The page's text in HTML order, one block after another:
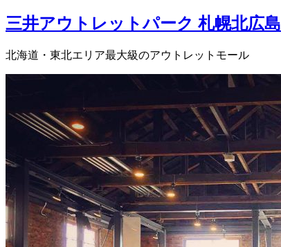
三井アウトレットパーク 札幌北広島
北海道・東北エリア最大級のアウトレットモール